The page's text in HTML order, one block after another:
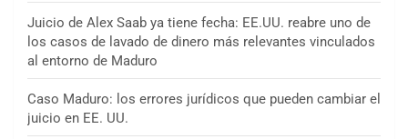
Juicio de Alex Saab ya tiene fecha: EE.UU. reabre uno de
los casos de lavado de dinero más relevantes vinculados
al entorno de Maduro
Caso Maduro: los errores jurídicos que pueden cambiar el
juicio en EE. UU.